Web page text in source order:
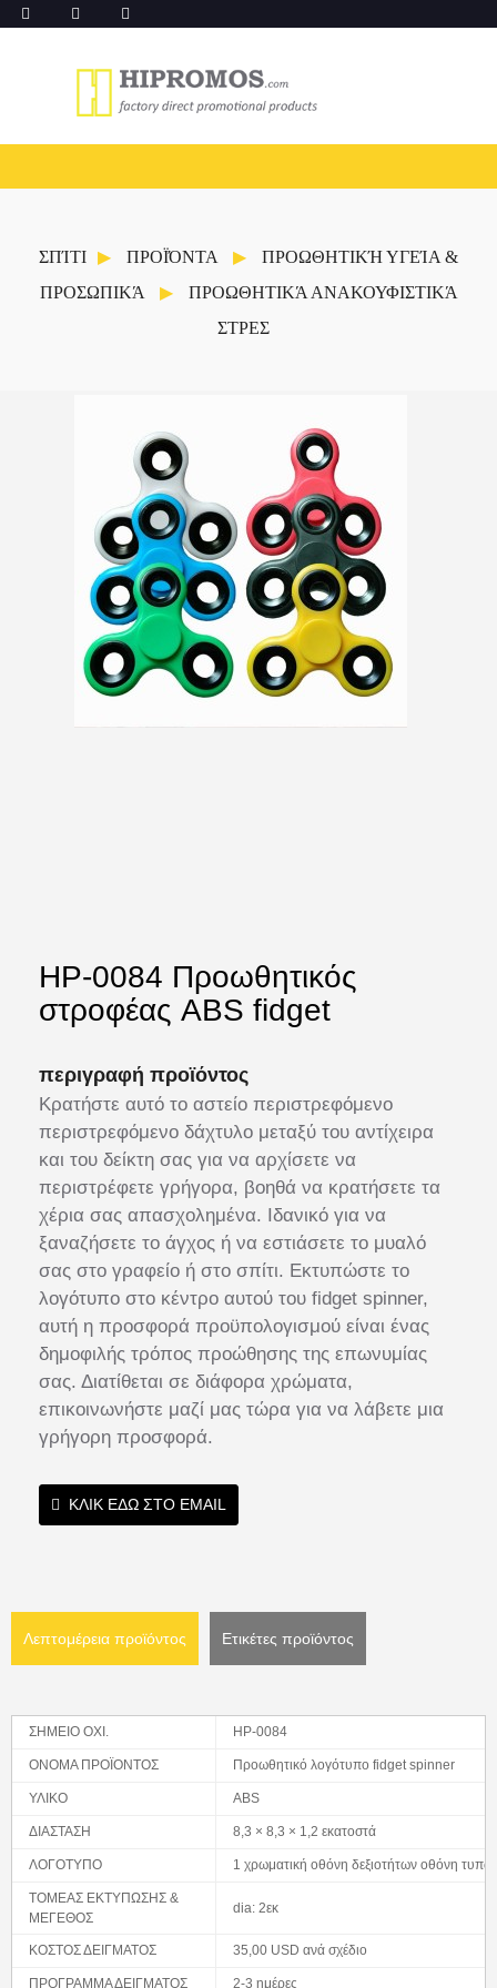
ΣΠΊΤΙ ΠΡΟΪΌΝΤΑ
ΠΡΟΩΘΗΤΙΚΉ ΥΓΕΊΑ &
ΠΡΟΣΩΠΙΚΆ
ΠΡΟΩΘΗΤΙΚΆ ΑΝΑΚΟΥΦΙΣΤΙΚΆ
ΣΤΡΕΣ
HP-0084 Προωθητικός
στροφέας ABS fidget
περιγραφή προϊόντος
Κρατήστε αυτό το αστείο περιστρεφόμενο
περιστρεφόμενο δάχτυλο μεταξύ του αντίχειρα
και του δείκτη σας για να αρχίσετε να
περιστρέφετε γρήγορα, βοηθά να κρατήσετε τα
χέρια σας απασχολημένα. Ιδανικό για να
ξαναζήσετε το άγχος ή να εστιάσετε το μυαλό
σας στο γραφείο ή στο σπίτι. Εκτυπώστε το
λογότυπο στο κέντρο αυτού του fidget spinner,
αυτή η προσφορά προϋπολογισμού είναι ένας
δημοφιλής τρόπος προώθησης της επωνυμίας
σας. Διατίθεται σε διάφορα χρώματα,
επικοινωνήστε μαζί μας τώρα για να λάβετε μια
γρήγορη προσφορά.
ΚΛΙΚ ΕΔΩ ΣΤΟ EMAIL
Λεπτομέρεια προϊόντος Ετικέτες προϊόντος
ΣΗΜΕΙΟ ΟΧΙ. HP-0084
ΟΝΟΜΑ ΠΡΟΪΟΝΤΟΣ Προωθητικό λογότυπο fidget spinner
ΥΛΙΚΟ ABS
ΔΙΑΣΤΑΣΗ 8,3 × 8,3 × 1,2 εκατοστά
ΛΟΓΟΤΥΠΟ 1 χρωματική οθόνη δεξιοτήτων οθόνη
ΤΟΜΕΑΣ ΕΚΤΥΠΩΣΗΣ &
ΜΕΓΕΘΟΣ
dia: 2εκ
ΚΟΣΤΟΣ ΔΕΙΓΜΑΤΟΣ 35,00 USD ανά σχέδιο
ΠΡΟΓΡΑΜΜΑ ΔΕΙΓΜΑΤΟΣ 2-3 ημέρες